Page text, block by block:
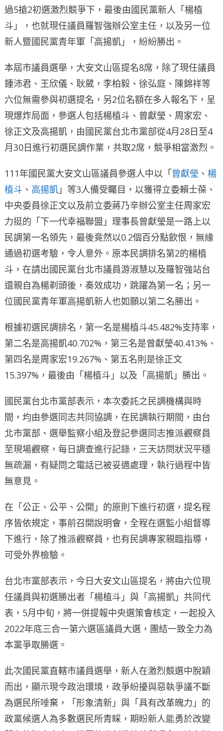
過5搶2初選激烈競爭下，最後由國民黨新人「楊植
斗」，也就現任議員羅智強辦公室主任，以及另一位
新人暨國民黨青年軍「高揚凱」，紛紛勝出。
本屆市議員選舉，大安文山區提名8席，除了現任議員
鍾沛君、王欣儀、耿葳，李柏毅、徐弘庭、陳錦祥等
六位無需參與初選提名，另2位名額在多人報名下，呈
現爆炸局面，參選人包括楊植斗、曾獻瑩、周家宏、
徐正文及高揚凱，由國民黨台北市黨部從4月28日至4
月30日進行初選民調作業，共取2席，競爭相當激烈。
111年國民黨大安文山區議員參選人中以「曾獻瑩 、 楊
植斗 、 高揚凱」等3人備受矚目，以獲得立委賴士葆、
中央委員徐正文以及前立委蔣乃辛辦公室主任周家宏
力挺的「下一代幸福聯盟」理事長曾獻瑩是一路上以
民調第一名領先，最後竟然以0.2個百分點飲恨，無緣
通過初選考驗，令人意外。原本民調排名第2的楊植
斗，在請出國民黨台北市議員游淑慧以及羅智強站台
還親自為楊剃頭後，奏效成功，跳躍為第一名；另一
位國民黨青年軍高揚凱新人也如願以第二名勝出。
根據初選民調排名，第一名是楊植斗45.482%支持率，
第二名是高揚凱40.702%，第三名是曾獻瑩40.413%、
第四名是周家宏19.267%、第五名則是徐正文
15.397%，最後由「楊植斗」以及「高揚凱」勝出。
國民黨台北市黨部表示，本次委託之民調機構與時
間，均由參選同志共同協調，在民調執行期間，由台
北市黨部、選舉監察小組及登記參選同志推派觀察員
至現場觀察，每日調查進行記錄，三天訪問狀況平穩
無疏漏，有疑問之電話已被妥適處理，執行過程中皆
無意見。
在「公正、公平、公開」的原則下進行初選，提名程
序皆依規定，事前召開說明會，全程在選監小組督導
下進行，除了推派觀察員，也有民調專家親臨指導，
可受外界檢驗。
台北市黨部表示，今日大安文山區提名，將由六位現
任議員與初選勝出者「楊植斗」與「高揚凱」共同代
表，5月中旬，將一併提報中央選策會核定，一起投入
2022年底三合一第六選區議員大選，團結一致全力為
本黨爭取勝選。
此次國民黨直轄市議員選舉，新人在激烈競選中脫穎
而出，顯示現今政治環境，政爭紛擾與惡執爭議不斷
為選民所唾棄，「形象清新」與「具有改革魄力」的
政黨候選人為多數選民所青睬，期盼新人能勇於改變